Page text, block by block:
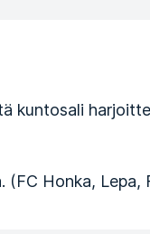
kuntosali
(FC Honka,